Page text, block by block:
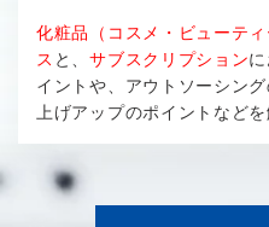
化粧品（コスメ・ビューティ
ス と、サブスクリプション
イントや、アウトソーシン
上げアップのポイントなどを